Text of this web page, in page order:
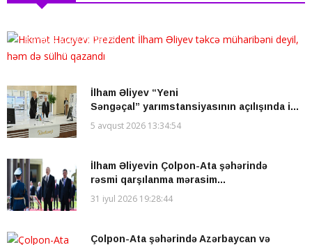
8 avqust 2026 15:38:35
İlham Əliyev “Yeni
Səngəçal” yarımstansiyasının açılışında i...
5 avqust 2026 13:34:54
İlham Əliyevin Çolpon-Ata şəhərində
rəsmi qarşılanma mərasim...
31 iyul 2026 19:28:44
Çolpon-Ata şəhərində Azərbaycan və